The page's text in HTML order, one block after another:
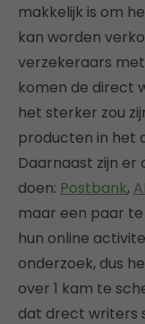
makkelijk is om
kan worden
verzekeraars
komen de direct
het sterker zou
producten in het
Daarnaast zijn er
doen: Postbank,
maar een paar
hun online
onderzoek, dus
over 1 kam te
dat drect writers